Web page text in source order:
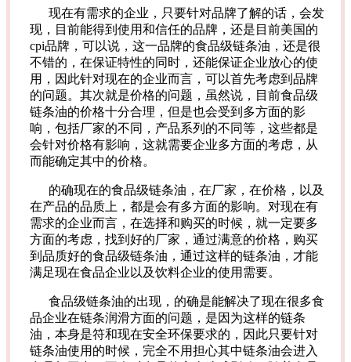
现在有需求的企业，只要针对品牌了解的话，会发
现，目前能得到使用和信任的品牌，还是目前美国的
cpi品牌，可以说，这一品牌的食品级链条油，还是很
不错的，在保证特性的同时，还能保证企业放心的使
用，因此针对现在的企业而言，可以首先考虑到品牌
的问题。其次就是价格的问题，虽然说，目前食品级
链条油的价格十分合理，但是也会受到多方面的影
响，包括厂家的不同，产品系列的不同等，这些都是
会针对价格有影响，这就需要企业多方面的考虑，从
而能确定其中的价格。
的确现在的食品级链条油，在厂家，在价格，以及
在产品的品质上，都是会有多方面的影响。对现在有
需求的企业而言，在选择和购买的时候，就一定要多
方面的考虑，找到好的厂家，通过满意的价格，购买
到品质好的食品级链条油，通过这样的链条油，才能
满足现在食品企业以及饮料企业的使用需要。
食品级链条油的出现，的确是能解决了现在很多食
品企业在链条润滑方面的问题，是因为这样的链条
油，本身是符和现在安全环保要求的，因此只要针对
链条油使用的时候，完全不用担心其中链条油会进入